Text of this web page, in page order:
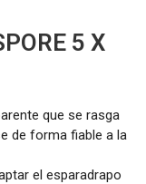
5 X
que se rasga
de forma fiable a la
el esparadrapo